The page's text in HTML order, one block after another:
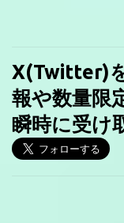
X(Twitter)
報や数量限
瞬時に受け